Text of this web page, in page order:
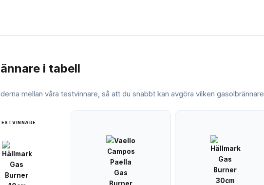
i tabell
mellan våra testvinnare, så att du snabbt kan avgöra vilken gasolbrännare